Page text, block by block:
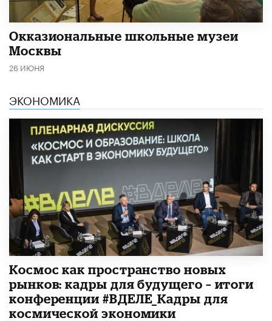
​Окказиональные школьные музеи
Москвы
26 ИЮНЯ
ЭКОНОМИКА
Космос как пространство новых
рынков: кадры для будущего – итоги
конференции #ВДЕЛЕ_Кадры для
космической экономики